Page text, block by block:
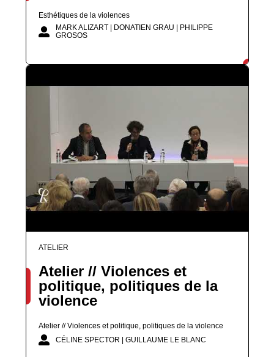
Esthétiques de la violences
MARK ALIZART | DONATIEN GRAU | PHILIPPE
GROSOS
ATELIER
Atelier // Violences et
politique, politiques de la
violence
Atelier // Violences et politique, politiques de la violence
CÉLINE SPECTOR | GUILLAUME LE BLANC